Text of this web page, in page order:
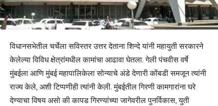
विधानसभेतील चर्चेला सविस्तर उत्तर देताना शिन्दे यांनी महायुती सरकारने
केलेल्या विविध क्षेत्रांमधील कामांचा आढावा घेतला. गेली पंचवीस वर्षे
मुंबईला आणि मुंबई महापालिकेला सोन्याचे अंडे देणारी कोंबडी समजून त्यांनी
राज्य केले, अशी टिप्पणीही त्यांनी केली. मुंबईतील गिरणी कामगारांना घरे
देण्याचा विषय असो की कापड गिरण्यांच्या जागेवरील पुनर्विकास, युती